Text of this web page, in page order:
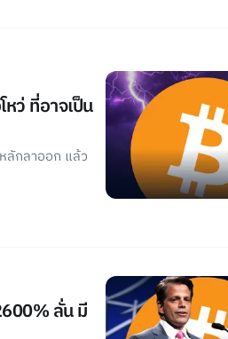
ว่ ที่อาจเป็น
ลักลาออก แล้ว
ลั่น มี